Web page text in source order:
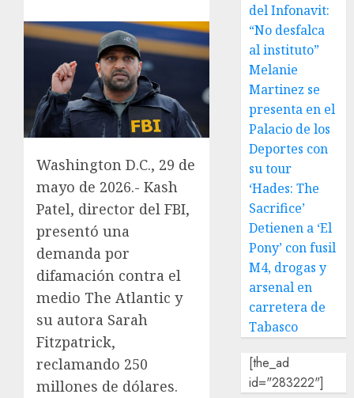
Washington D.C., 29 de
mayo de 2026.- Kash
Patel, director del FBI,
presentó una
demanda por
difamación contra el
medio The Atlantic y
su autora Sarah
Fitzpatrick,
reclamando 250
millones de dólares.
del Infonavit:
“No desfalca
al instituto”
Melanie
Martinez se
presenta en el
Palacio de los
Deportes con
su tour
‘Hades: The
Sacrifice’
Detienen a ‘El
Pony’ con fusil
M4, drogas y
arsenal en
carretera de
Tabasco
[the_ad
id="283222"]